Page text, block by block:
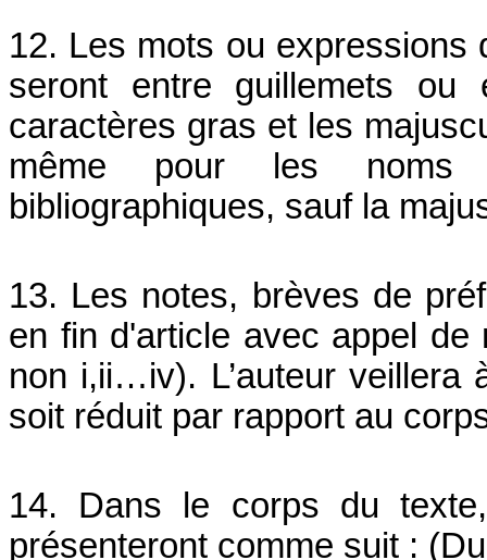
12. Les mots ou expressions
seront entre guillemets ou
caractères gras et les
même pour les noms
bibliographiques, sauf la
13. Les notes, brèves de
en fin d'article avec appel de
non i,ii…iv). L’auteur veillera
soit réduit par rapport au
14. Dans le corps du
présenteront comme suit :